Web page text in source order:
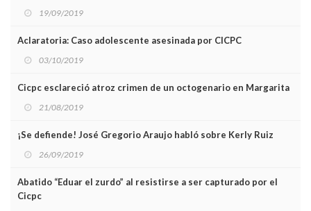
19/09/2019
Aclaratoria: Caso adolescente asesinada por CICPC
03/10/2019
Cicpc esclareció atroz crimen de un octogenario en Margarita
21/08/2019
¡Se defiende! José Gregorio Araujo habló sobre Kerly Ruiz
26/09/2019
Abatido “Eduar el zurdo” al resistirse a ser capturado por el
Cicpc